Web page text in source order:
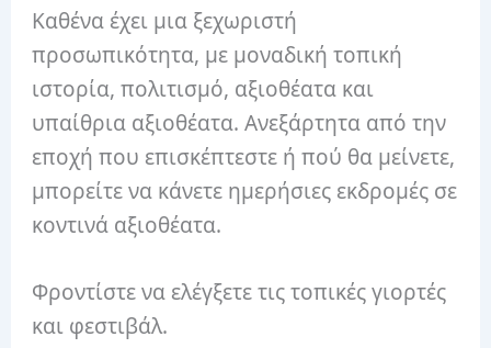
Καθένα έχει μια ξεχωριστή
προσωπικότητα, με μοναδική τοπική
ιστορία, πολιτισμό, αξιοθέατα και
υπαίθρια αξιοθέατα. Ανεξάρτητα από την
εποχή που επισκέπτεστε ή πού θα μείνετε,
μπορείτε να κάνετε ημερήσιες εκδρομές σε
κοντινά αξιοθέατα.
Φροντίστε να ελέγξετε τις τοπικές γιορτές
και φεστιβάλ.